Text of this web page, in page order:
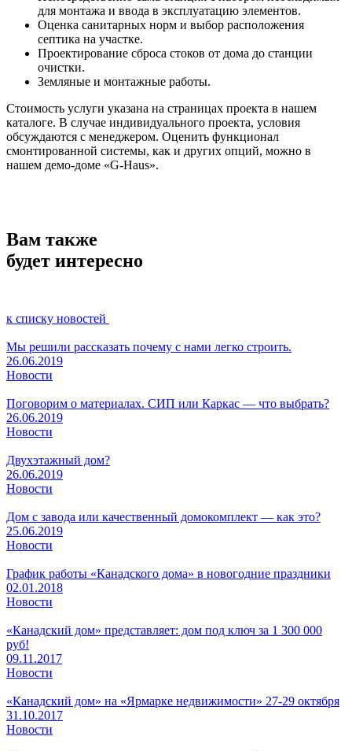
для монтажа и ввода в эксплуатацию элементов.
Оценка санитарных норм и выбор расположения
септика на участке.
Проектирование сброса стоков от дома до станции
очистки.
Земляные и монтажные работы.
Стоимость услуги указана на страницах проекта в нашем
каталоге. В случае индивидуального проекта, условия
обсуждаются с менеджером. Оценить функционал
смонтированной системы, как и других опций, можно в
нашем демо-доме «G-Haus».
Вам также
будет интересно
к списку новостей
Мы решили рассказать почему с нами легко строить.
26.06.2019
Новости
Поговорим о материалах. СИП или Каркас — что выбрать?
26.06.2019
Новости
Двухэтажный дом?
26.06.2019
Новости
Дом с завода или качественный домокомплект — как это?
25.06.2019
Новости
График работы «Канадского дома» в новогодние праздники
02.01.2018
Новости
«Канадский дом» представляет: дом под ключ за 1 300 000
руб!
09.11.2017
Новости
«Канадский дом» на «Ярмарке недвижимости» 27-29 октября
31.10.2017
Новости